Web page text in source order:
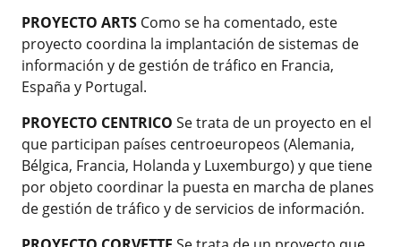
PROYECTO ARTSComo se ha comentado, este
proyecto coordina la implantación de sistemas de
información y de gestión de tráfico en Francia,
España y Portugal.
PROYECTO CENTRICO Se trata de un proyecto en el
que participan países centroeuropeos (Alemania,
Bélgica, Francia, Holanda y Luxemburgo) y que tiene
por objeto coordinar la puesta en marcha de planes
de gestión de tráfico y de servicios de información.